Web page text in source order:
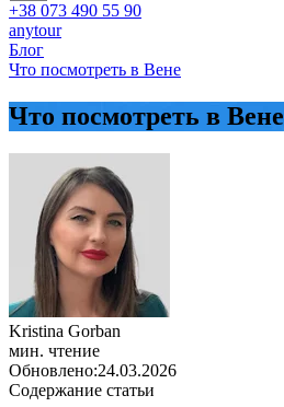
+38 073 490 55 90
anytour
Блог
Что посмотреть в Вене
Что посмотреть в Вене
Kristina Gorban
мин. чтение
Обновлено:24.03.2026
Содержание статьи